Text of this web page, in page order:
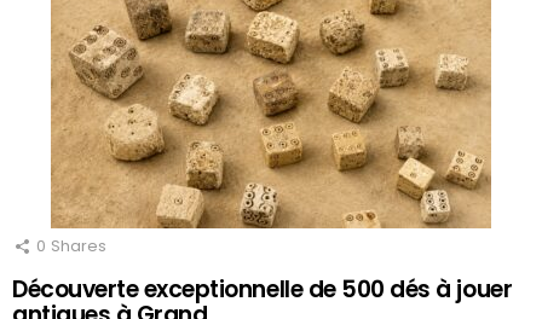
0 Shares
Découverte exceptionnelle de 500 dés à jouer